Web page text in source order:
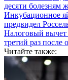
десяти болезням
Инкубационное
предвидел
Налоговый вычет
третий раз после
Читайте также: